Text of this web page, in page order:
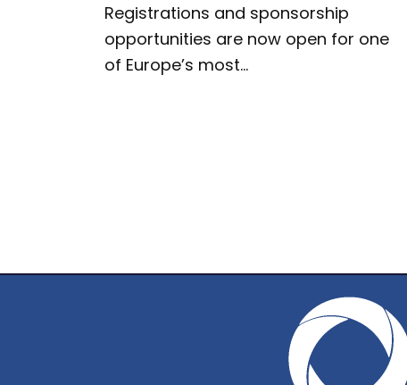
Registrations and sponsorship
opportunities are now open for one
of Europe’s most…